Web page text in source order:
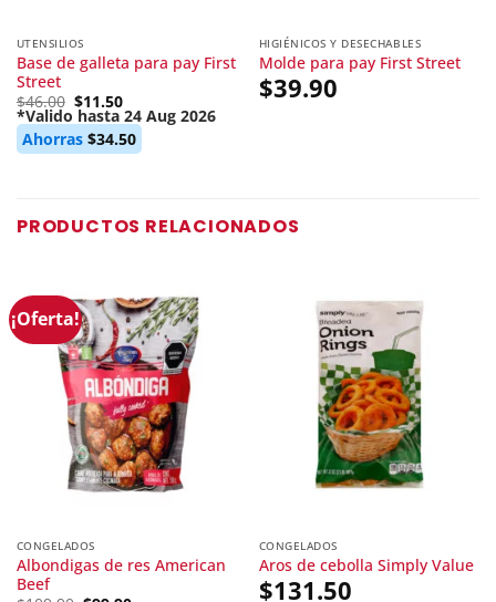
UTENSILIOS
Base de galleta para pay First
Street
$46.00 Original
price
was:
$46.00.
$11.50
*Valido hasta 24 Aug 2026
Current
price
is:
Ahorras $34.50
HIGIÉNICOS Y DESECHABLES
Molde para pay First Street
$39.90
PRODUCTOS RELACIONADOS
¡Oferta!
CONGELADOS
Albondigas de res American
Beef
CONGELADOS
Aros de cebolla Simply Value
$131.50